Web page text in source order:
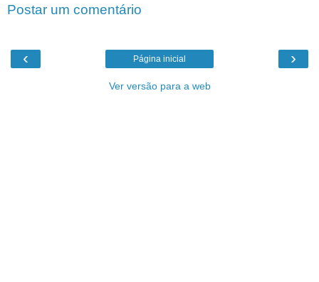
Postar um comentário
‹ ›
Página inicial
Ver versão para a web